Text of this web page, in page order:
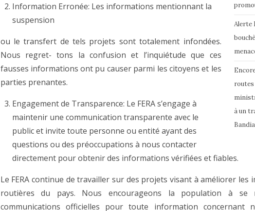
Alerte
routes
à un
Bandia
Information Erronée: Les informations mentionnant la
suspension
ou le transfert de tels projets sont totalement infondées.
Nous regret- tons la confusion et l’inquiétude que ces
fausses informations ont pu causer parmi les citoyens et les
parties prenantes.
Engagement de Transparence: Le FERA s’engage à
maintenir une communication transparente avec le
public et invite toute personne ou entité ayant des
questions ou des préoccupations à nous contacter
directement pour obtenir des informations vérifiées et fiables.
Le FERA continue de travailler sur des projets visant à améliorer les
routières du pays. Nous encourageons la population à
communications officielles pour toute information concernant